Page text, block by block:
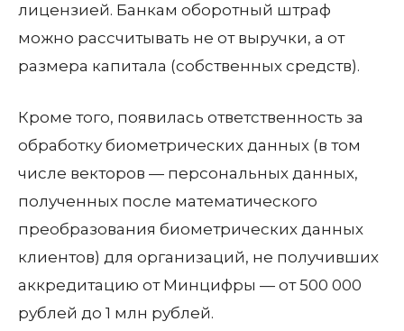
лицензией. Банкам оборотный штраф
можно рассчитывать не от выручки, а от
размера капитала (собственных средств).
Кроме того, появилась ответственность за
обработку биометрических данных (в том
числе векторов — персональных данных,
полученных после математического
преобразования биометрических данных
клиентов) для организаций, не получивших
аккредитацию от Минцифры — от 500 000
рублей до 1 млн рублей.